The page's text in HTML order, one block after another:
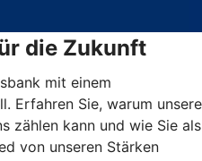
die Zukunft
mit einem
Erfahren Sie, warum unsere
zählen kann und wie Sie als
von unseren Stärken